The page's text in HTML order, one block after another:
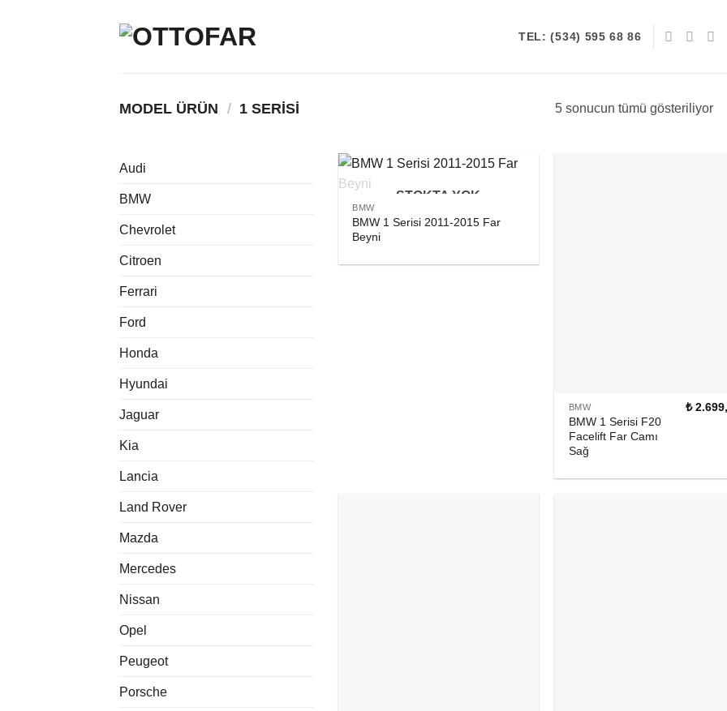
TEL: (534) 595 68 86
MODEL ÜRÜN / 1 SERISI 5 sonucun tümü gösteriliyor
Audi
BMW
Chevrolet
Citroen
Ferrari
Ford
Honda
Hyundai
Jaguar
Kia
Lancia
Land Rover
Mazda
Mercedes
Nissan
Opel
Peugeot
Porsche
STOKTA YOK
BMW
BMW 1 Serisi 2011-2015 Far
Beyni
BMW
BMW 1 Serisi F20
Facelift Far Camı
Sağ
₺